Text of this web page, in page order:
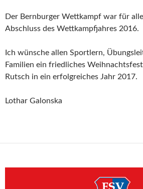
Der Bernburger Wettkampf war für
Abschluss des Wettkampfjahres 2016.
Ich wünsche allen Sportlern,
Familien ein friedliches
Rutsch in ein erfolgreiches Jahr 2017.
Lothar Galonska